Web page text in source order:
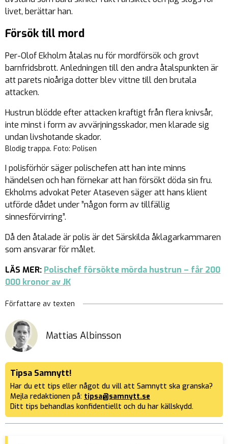
livet, berättar han.
Försök till mord
Per-Olof Ekholm åtalas nu för mordförsök och grovt
barnfridsbrott. Anledningen till den andra åtalspunkten är
att parets nioåriga dotter blev vittne till den brutala
attacken.
Hustrun blödde efter attacken kraftigt från flera knivsår,
inte minst i form av avvärjningsskador, men klarade sig
undan livshotande skador.
Blodig trappa. Foto: Polisen
I polisförhör säger polischefen att han inte minns
händelsen och han förnekar att han försökt döda sin fru.
Ekholms advokat Peter Ataseven säger att hans klient
utförde dådet under ”någon form av tillfällig
sinnesförvirring”.
Då den åtalade är polis är det Särskilda åklagarkammaren
som ansvarar för målet.
LÄS MER: Polischef försökte mörda hustrun – får 200
000 kronor av JK
Författare av texten
Mattias Albinsson
Tipsa Samnytt!
Har du ett tips eller något du vill att Samnytt ska granska?
Mejla redaktionen på: tipsa@samnytt.se
Ditt tips behandlas konfidentiellt och du har källskydd.